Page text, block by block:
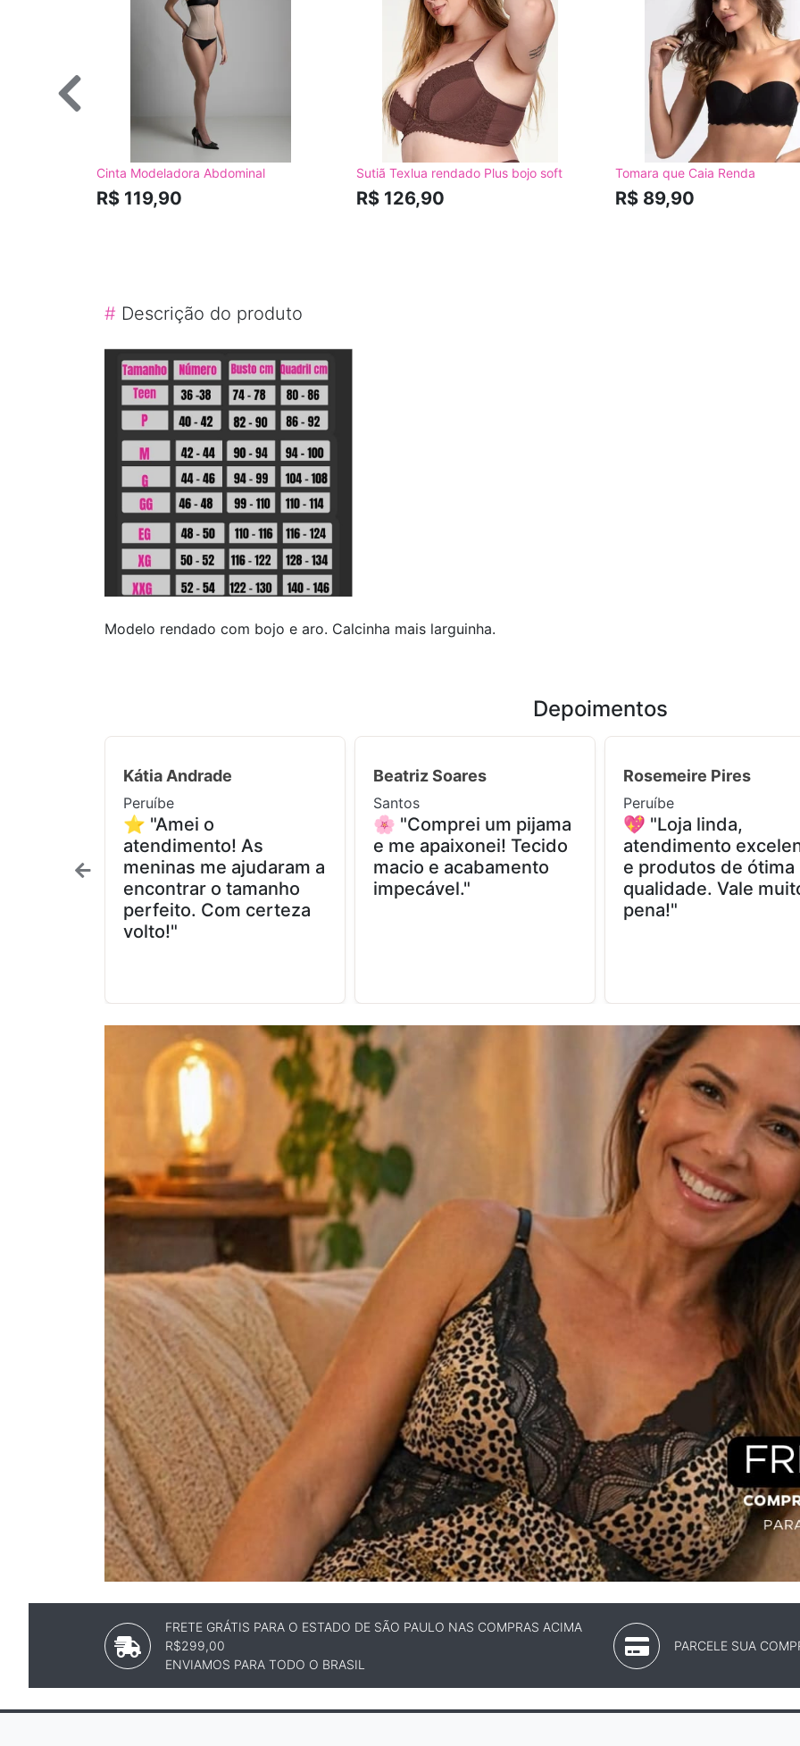
Cinta Modeladora Abdominal
R$ 119,90
Sutiã Texlua rendado Plus bojo soft
R$ 126,90
Tomara que Caia Renda
R$ 89,90
# Descrição do produto
Modelo rendado com bojo e aro. Calcinha mais larguinha.
Depoimentos
Kátia Andrade
Peruíbe
⭐ "Amei o
atendimento! As
meninas me ajudaram a
encontrar o tamanho
perfeito. Com certeza
volto!"
Beatriz Soares
Santos
🌸 "Comprei um pijama
e me apaixonei! Tecido
macio e acabamento
impecável."
Rosemeire Pires
Peruíbe
💖 "Loja linda,
atendimento
e produtos de ótima
qualidade. Vale
pena!"
FRETE GRÁTIS PARA O ESTADO DE SÃO PAULO NAS COMPRAS ACIMA
R$299,00
ENVIAMOS PARA TODO O BRASIL
PARCELE SUA